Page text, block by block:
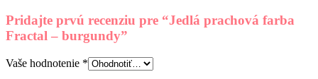
Pridajte prvú recenziu pre “Jedlá prachová farba
Fractal – burgundy”
Vaše hodnotenie *